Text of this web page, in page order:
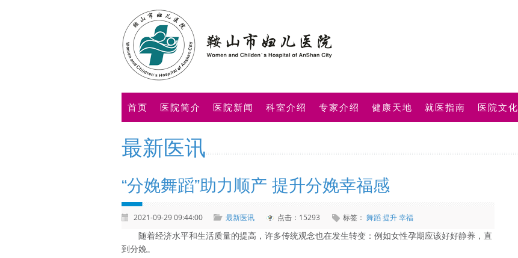
首页 医院简介 医院新闻 科室介绍 专家介绍 健康天地 就医指南 医院文化
最新医讯
“分娩舞蹈”助力顺产 提升分娩幸福感
2021-09-29 09:44:00 最新医讯 点击：15293 标签： 舞蹈提升幸福
随着经济水平和生活质量的提高，许多传统观念也在发生转变：例如女性孕期应该好好静养，直
到分娩。